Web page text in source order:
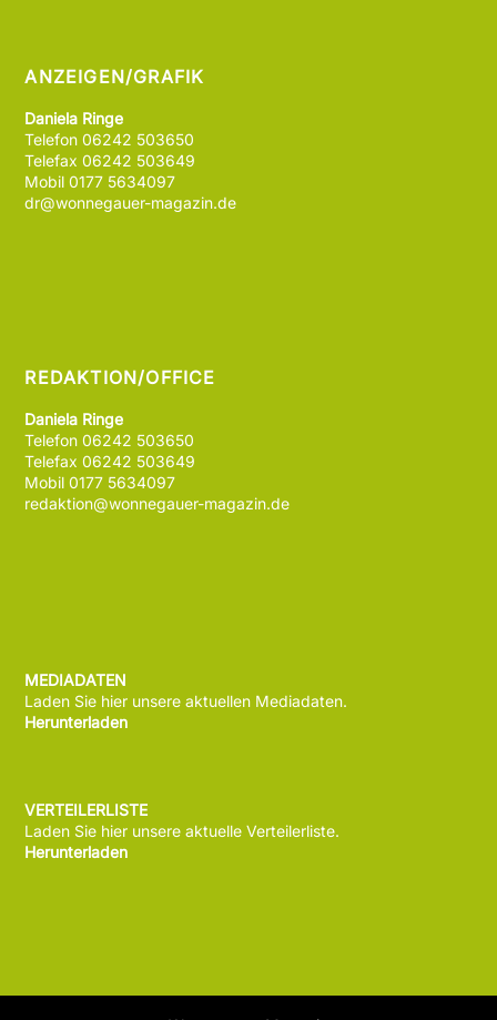
ANZEIGEN/GRAFIK
Daniela Ringe
Telefon 06242 503650
Telefax 06242 503649
Mobil 0177 5634097
dr@wonnegauer-magazin.de
REDAKTION/OFFICE
Daniela Ringe
Telefon 06242 503650
Telefax 06242 503649
Mobil 0177 5634097
redaktion@wonnegauer-magazin.de
MEDIADATEN
Laden Sie hier unsere aktuellen Mediadaten.
Herunterladen
VERTEILERLISTE
Laden Sie hier unsere aktuelle Verteilerliste.
Herunterladen